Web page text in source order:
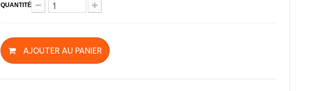
QUANTITÉ
AJOUTER AU PANIER